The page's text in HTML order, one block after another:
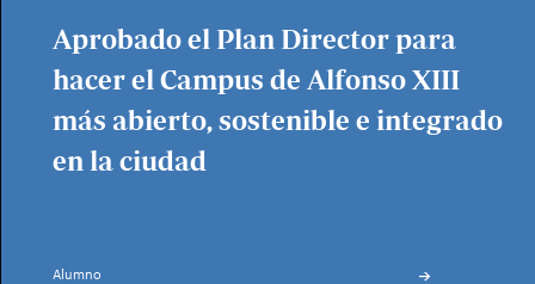
Aprobado el Plan Director para
hacer el Campus de Alfonso XIII
más abierto, sostenible e integrado
en la ciudad
Alumno